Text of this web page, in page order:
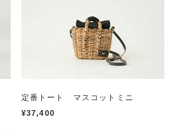
定番トート マスコットミニ
¥37,400